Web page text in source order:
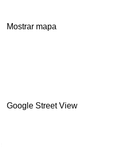
Mostrar mapa
Google Street View